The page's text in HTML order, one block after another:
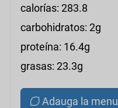
calorías: 283.8
carbohidratos: 2g
proteína: 16.4g
grasas: 23.3g
Adauga la menu